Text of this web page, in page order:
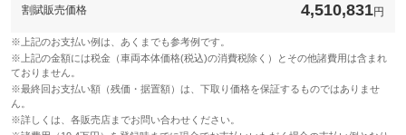
割賦販売価格 4,510,831円
※上記のお支払い例は、あくまでも参考例です。
※上記の金額には税金（車両本体価格(税込)の消費税除く）とその他諸費用は含まれ
ておりません。
※最終回お支払い額（残価・据置額）は、下取り価格を保証するものではありませ
ん。
※詳しくは、各販売店までお問い合わせください。